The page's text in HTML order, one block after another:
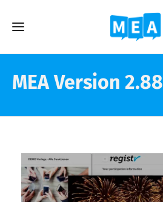
MEA Version 2.88